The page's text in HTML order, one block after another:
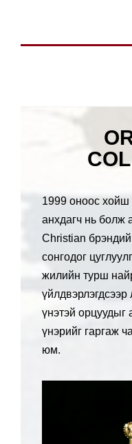
1999 оноос хойш
анхдагч нь болж
Christian
сонгодог
жилийн турш
үнэтэй орцуудыг
үнэрийг гаргаж
юм.